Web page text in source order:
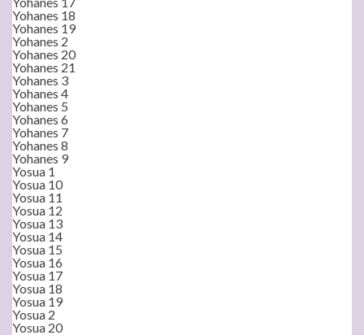
Yohanes 18
Yohanes 19
Yohanes 2
Yohanes 20
Yohanes 21
Yohanes 3
Yohanes 4
Yohanes 5
Yohanes 6
Yohanes 7
Yohanes 8
Yohanes 9
Yosua 1
Yosua 10
Yosua 11
Yosua 12
Yosua 13
Yosua 14
Yosua 15
Yosua 16
Yosua 17
Yosua 18
Yosua 19
Yosua 2
Yosua 20